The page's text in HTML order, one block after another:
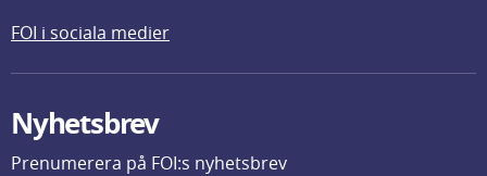
FOI i sociala medier
Nyhetsbrev
Prenumerera på FOI:s nyhetsbrev